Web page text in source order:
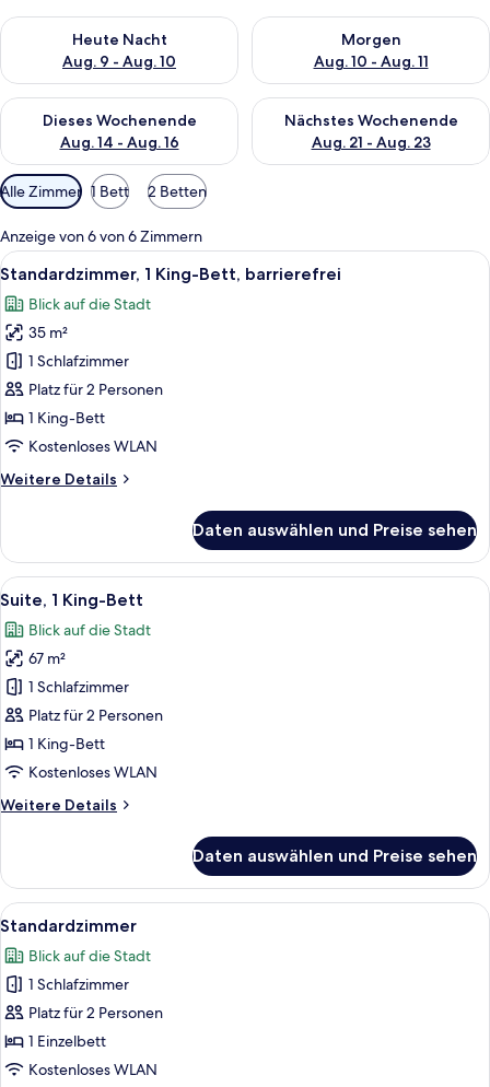
Heute Nacht
Aug. 9 - Aug. 10
Überprüfe die Verfügbarkeit für heute Nacht, Aug. 9 - Aug.
Morgen
Aug. 10 - Aug. 11
Überprüfe die Verfügbarkeit
Dieses Wochenende
Aug. 14 - Aug. 16
Überprüfe die Verfügbarkeit für dieses Wochenende, Aug. 14
Nächstes Wochenende
Aug. 21 - Aug. 23
Überprüfe die Verfügbarkeit
Verfügbare
Filter
für
Zimmer
Alle Zimmer 1 Bett 2 Betten
Anzeige von 6 von 6 Zimmern
Alle
Fotos
für
Standardzimmer,
1 King-
Bett,
barrierefrei
anzeigen
Ein modernes Hotelzimmer mit
9
Standardzimmer, 1 King-Bett, barrierefrei
Blick auf die Stadt
35 m²
1 Schlafzimmer
Platz für 2 Personen
1 King-Bett
Kostenloses WLAN
Weitere Details
Weitere
1 King-
Bett,
barrierefrei
Daten auswählen und Preise sehen
Alle
Fotos
für
Suite,
1 King-
Bett
anzeigen
Ein modernes Hotelzimmer mit
9
Suite, 1 King-Bett
Blick auf die Stadt
67 m²
1 Schlafzimmer
Platz für 2 Personen
1 King-Bett
Kostenloses WLAN
Weitere Details
Weitere
1 King-
Bett
Daten auswählen und Preise sehen
Alle
Fotos
für
Standardzimmer
anzeigen
Ein modernes Hotelzimmer mit
9
Standardzimmer
Blick auf die Stadt
1 Schlafzimmer
Platz für 2 Personen
1 Einzelbett
Kostenloses WLAN